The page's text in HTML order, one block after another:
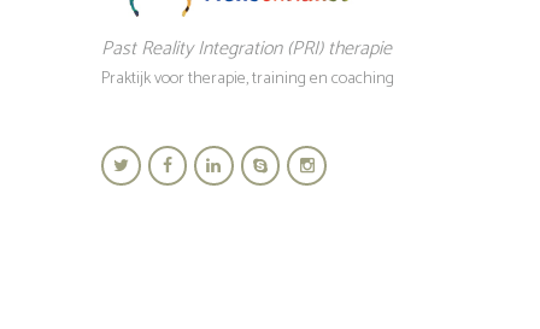
Past Reality Integration (PRI) therapie
Praktijk voor therapie, training en coaching